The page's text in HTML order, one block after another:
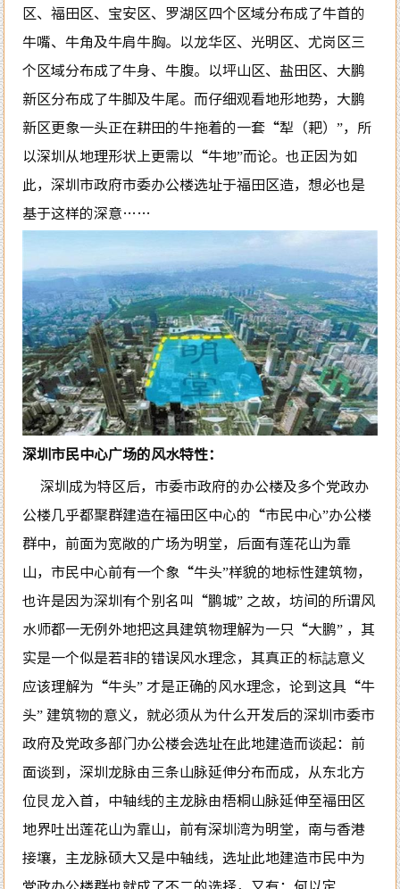
区、福田区、宝安区、罗湖区四个区域分布成了牛首的
牛嘴、牛角及牛肩牛胸。以龙华区、光明区、尤岗区三
个区域分布成了牛身、牛腹。以坪山区、盐田区、大鹏
新区分布成了牛脚及牛尾。而仔细观看地形地势，大鹏
新区更象一头正在耕田的牛拖着的一套“犁（耙）”，所
以深圳从地理形状上更需以“牛地”而论。也正因为如
此，深圳市政府市委办公楼选址于福田区造，想必也是
基于这样的深意……
深圳市民中心广场的风水特性：
深圳成为特区后，市委市政府的办公楼及多个党政办
公楼几乎都聚群建造在福田区中心的“市民中心”办公楼
群中，前面为宽敞的广场为明堂，后面有莲花山为靠
山，市民中心前有一个象“牛头”样貌的地标性建筑物，
也许是因为深圳有个别名叫“鹏城” 之故，坊间的所谓风
水师都一无例外地把这具建筑物理解为一只“大鹏” ，其
实是一个似是若非的错误风水理念，其真正的标誌意义
应该理解为“牛头” 才是正确的风水理念，论到这具“牛
头” 建筑物的意义，就必须从为什么开发后的深圳市委市
政府及党政多部门办公楼会选址在此地建造而谈起：前
面谈到，深圳龙脉由三条山脉延伸分布而成，从东北方
位艮龙入首，中轴线的主龙脉由梧桐山脉延伸至福田区
地界吐出莲花山为靠山，前有深圳湾为明堂，南与香港
接壤，主龙脉硕大又是中轴线，选址此地建造市民中为